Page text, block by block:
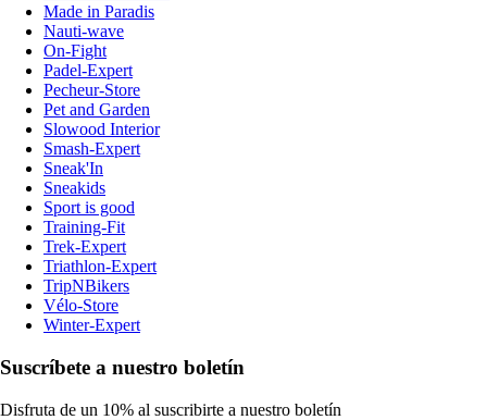
Made in Paradis
Nauti-wave
On-Fight
Padel-Expert
Pecheur-Store
Pet and Garden
Slowood Interior
Smash-Expert
Sneak'In
Sneakids
Sport is good
Training-Fit
Trek-Expert
Triathlon-Expert
TripNBikers
Vélo-Store
Winter-Expert
Suscríbete a nuestro boletín
Disfruta de un 10% al suscribirte a nuestro boletín